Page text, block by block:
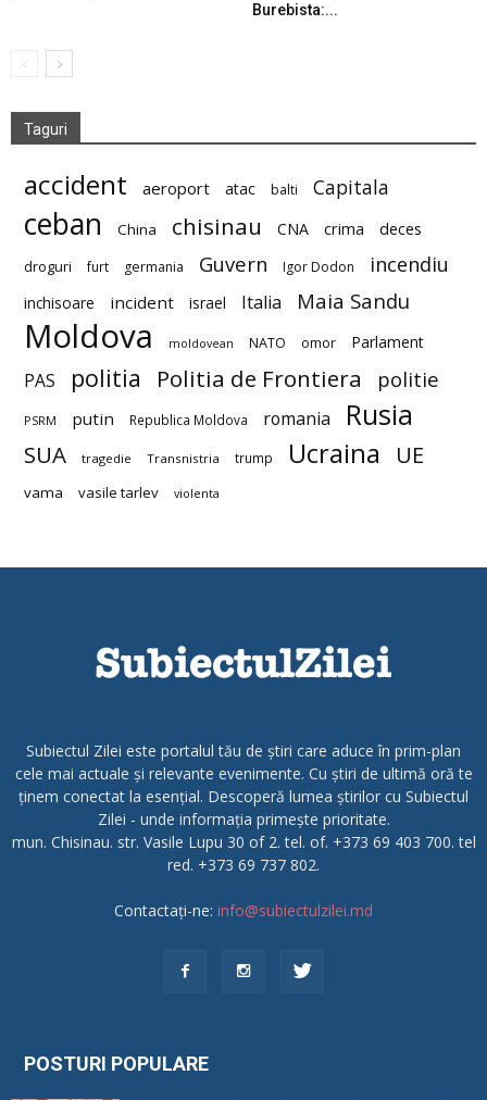
Burebista:...
Taguri
accident aeroport atac balti Capitala
ceban China chisinau CNA crima deces
droguri furt germania Guvern Igor Dodon incendiu
inchisoare incident israel Italia Maia Sandu
Moldova moldovean NATO omor Parlament
PAS politia Politia de Frontiera politie
PSRM putin Republica Moldova romania Rusia
SUA tragedie Transnistria trump Ucraina UE
vama vasile tarlev violenta
Subiectul Zilei este portalul tău de știri care aduce în prim-plan
cele mai actuale și relevante evenimente. Cu știri de ultimă oră te
ținem conectat la esențial. Descoperă lumea știrilor cu Subiectul
Zilei - unde informația primește prioritate.
mun. Chisinau. str. Vasile Lupu 30 of 2. tel. of. +373 69 403 700. tel
red. +373 69 737 802.
Contactați-ne: info@subiectulzilei.md
POSTURI POPULARE